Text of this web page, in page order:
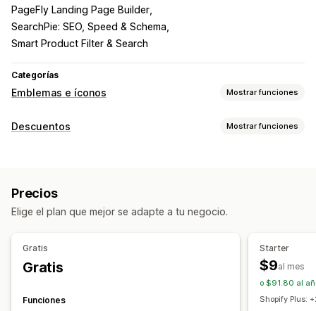
PageFly Landing Page Builder
SearchPie: SEO, Speed & Schema
Smart Product Filter & Search
Categorías
Emblemas e íconos Mostrar funciones
Tipos de íconos
Personalización
Texto personalizado
Información sobre herramientas
Subida de archivos
Específico para cada dispositivo
Descuentos Mostrar funciones
Cuentas regresivas
Precios
Elige el plan que mejor se adapte a tu negocio.
Gratis
Gratis
Funciones
Starter
$9al mes
o $91.80 al
Shopify Plus: